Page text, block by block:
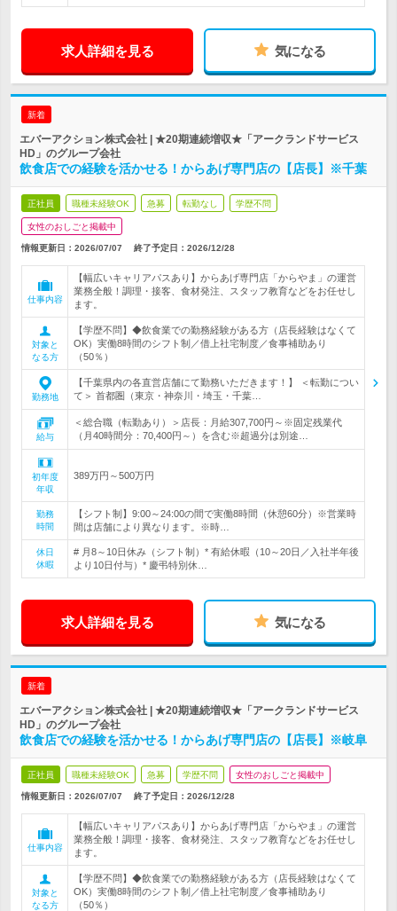
求人詳細を見る 気になる
新着
エバーアクション株式会社 | ★20期連続増収★「アークランドサービス
HD」のグループ会社
飲食店での経験を活かせる！からあげ専門店の【店長】※千葉
正社員 職種未経験OK 急募 転勤なし 学歴不問
女性のおしごと掲載中
情報更新日：2026/07/07 終了予定日： 2026/12/28
仕事内容
【幅広いキャリアパスあり】からあげ専門店「からやま」の運営
業務全般！調理・接客、食材発注、スタッフ教育などをお任せし
ます。
対象と
なる方
【学歴不問】◆飲食業での勤務経験がある方（店長経験はなくて
OK）実働8時間のシフト制／借上社宅制度／食事補助あり
（50％）
勤務地
【千葉県内の各直営店舗にて勤務いただきます！】 ＜転勤につい
て＞ 首都圏（東京・神奈川・埼玉・千葉…
給与
＜総合職（転勤あり）＞店長：月給307,700円～※固定残業代
（月40時間分：70,400円～）を含む※超過分は別途…
初年度
年収
389万円～500万円
勤務
時間
【シフト制】9:00～24:00の間で実働8時間（休憩60分）※営業時
間は店舗により異なります。※時…
休日
休暇
# 月8～10日休み（シフト制）* 有給休暇（10～20日／入社半年後
より10日付与）* 慶弔特別休…
求人詳細を見る 気になる
新着
エバーアクション株式会社 | ★20期連続増収★「アークランドサービス
HD」のグループ会社
飲食店での経験を活かせる！からあげ専門店の【店長】※岐阜
正社員 職種未経験OK 急募 学歴不問 女性のおしごと掲載中
情報更新日：2026/07/07 終了予定日： 2026/12/28
仕事内容
【幅広いキャリアパスあり】からあげ専門店「からやま」の運営
業務全般！調理・接客、食材発注、スタッフ教育などをお任せし
ます。
対象と
なる方
【学歴不問】◆飲食業での勤務経験がある方（店長経験はなくて
OK）実働8時間のシフト制／借上社宅制度／食事補助あり
（50％）